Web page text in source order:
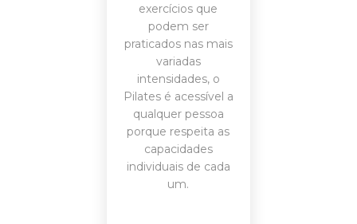
exercícios que
podem ser
praticados nas mais
variadas
intensidades, o
Pilates é acessível a
qualquer pessoa
porque respeita as
capacidades
individuais de cada
um.